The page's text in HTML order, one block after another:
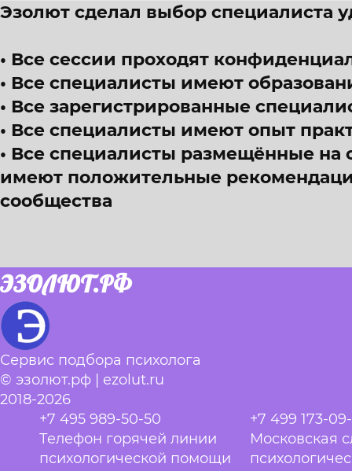
Эзолют сделал выбор специалиста
Все сессии проходят
Все специалисты имеют
Все зарегистрированные
Все специалисты имеют опыт
Все специалисты размещённые на
имеют положительные
сообщества
ЭЗОЛЮТ.РФ
Сервис подбора психолога
© эзолют.рф | ezolut.ru
2018-2026
+7 495 989-50-50
Телефон горячей линии
психологической помощи
+7 499 173-
Московская